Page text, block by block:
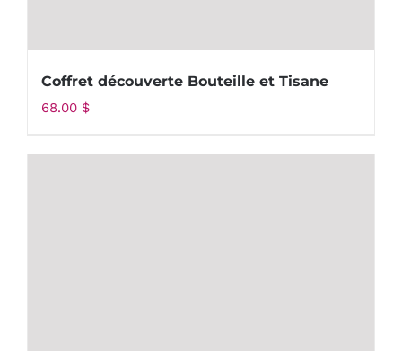
Coffret découverte Bouteille et Tisane
68.00 $